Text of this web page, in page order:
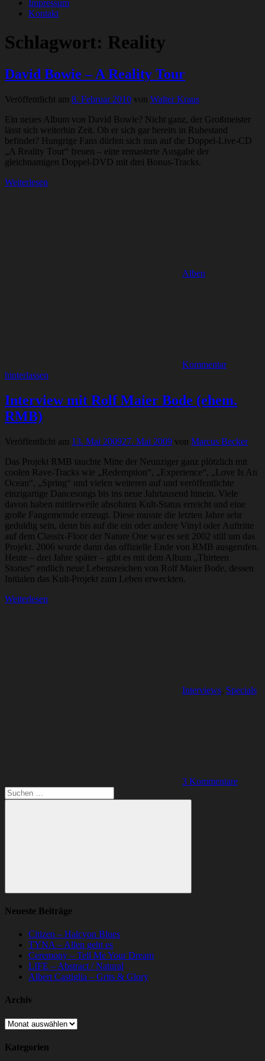
Impressum
Kontakt
Schlagwort: Reality
David Bowie – A Reality Tour
Veröffentlicht am 8. Februar 2010 von Walter Kraus
Ein neues Album von David Bowie? Nicht ganz, der Großmeister
lässt sich weiterhin Zeit. Ob er sich gar bereits in Ruhestand
befindet? Hungrige Fans dürfen sich nun auf die Doppel-Live-CD
„A Reality Tour“ freuen – eine remasterte Ausgabe der
gleichnamigen Doppel-DVD mit drei Bonus-Tracks.
Weiterlesen
Alben
Kommentar
hinterlassen
Interview mit Rolf Maier Bode (ehem.
RMB)
Veröffentlicht am 13. Mai 200927. Mai 2009 von Marcus Becker
Das Projekt RMB tauchte Mitte der Neunziger ganz plötzlich mit
coolen Rave-Tracks wie „Redemption“, „Experience“, „Love Is An
Ocean“, „Spring“ und vielen weiteren auf und veröffentlichte
einzigartige Dancesongs bis ins neue Jahrtausend hinein. Viele
davon haben mittlerweile absoluten Kult-Status erreicht und eine
große Fangemeinde erzeugt. Diese musste die letzten Jahre sehr
geduldig sein, denn bis auf die ein oder andere Vinyl oder Auftritte
auf dem Classix-Floor der Nature One war es seit 2002 still um das
Projekt. 2006 wurde dann das offizielle Ende von RMB ausgerufen.
Heute – drei Jahre später – gibt es mit dem Album „Thirteen
Stories“ endlich neue Lebenszeichen von Rolf Maier Bode, dessen
Initialen das Kult-Projekt zum Leben erweckten.
Weiterlesen
Interviews, Specials
3 Kommentare
Suchen
nach:
Suchen
Neueste Beiträge
Citizen – Halcyon Blues
TYNA – Allen geht es
Ceremony – Tell Me Your Dream
LIFE – Abstract / Natural
Albert Castiglia – Grits & Glory
Archiv
Archiv
Kategorien